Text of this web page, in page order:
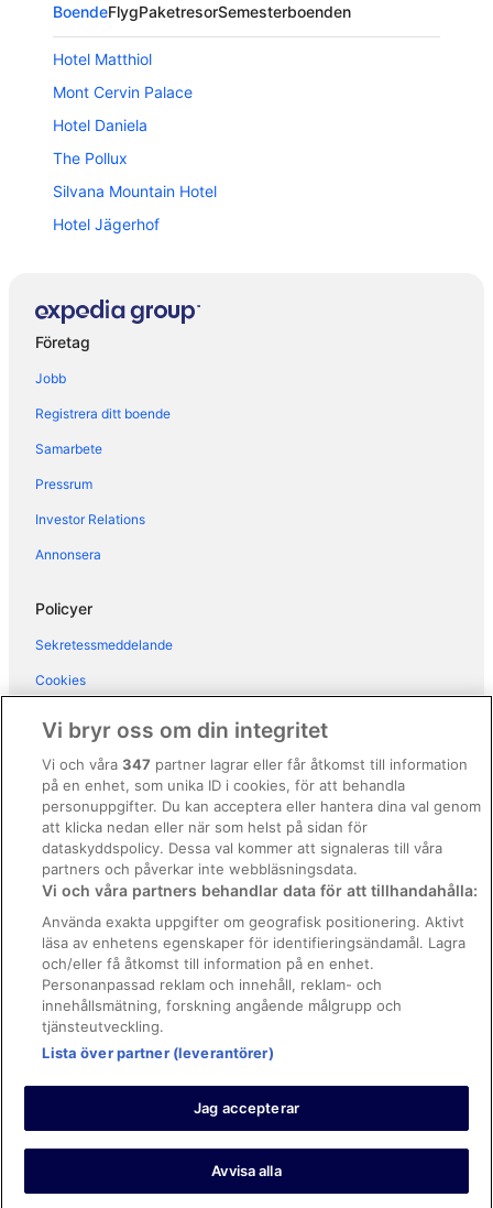
BoendeFlygPaketresorSemesterboenden
Hotel Matthiol
Mont Cervin Palace
Hotel Daniela
The Pollux
Silvana Mountain Hotel
Hotel Jägerhof
Adonis
Riffelhaus 1853
Hotel Helvetia
3100 Kulmhotel Gornergrat
Grand Hotel Zermatterhof
Riffelalp Resort 2222m
Hotel ZERMAMA Zermatt
Hotel Hemizeus & Iremia Spa
Hotel Alphubel Zermatt
Hotel Bahnhof
Resort La Ginabelle
Företag
Jobb
Registrera ditt boende
Samarbete
Pressrum
Investor Relations
Annonsera
Policyer
Sekretessmeddelande
Cookies
Regler och villkor för Vrbo
Tillgänglighetsanpassning
Juridisk information/Kontakta oss
Riktlinjer för innehåll och anmäla innehåll
Hjälp
Kontakta oss
Avboka eller ändra din bokning
Boka ett flyg med flygbolagskredit
Återbetalningsprocess och tidslinjer
© 2026 Expedia, Inc., ett företag inom Expedia Group.
https://www.expediagroup.com/ Med ensamrätt. MrJet är ett
varumärke eller registrerat varumärke som tillhör Expedia, Inc.
Vi bryr oss om din integritet
Vi och våra347 partner lagrar eller får åtkomst till information
på en enhet, som unika ID i cookies, för att behandla
personuppgifter. Du kan acceptera eller hantera dina val genom
att klicka nedan eller när som helst på sidan för
dataskyddspolicy. Dessa val kommer att signaleras till våra
partners och påverkar inte webbläsningsdata.
Vi och våra partners behandlar data för att tillhandahålla:
Använda exakta uppgifter om geografisk positionering. Aktivt
läsa av enhetens egenskaper för identifieringsändamål. Lagra
och/eller få åtkomst till information på en enhet.
Personanpassad reklam och innehåll, reklam- och
innehållsmätning, forskning angående målgrupp och
tjänsteutveckling.
Lista över partner (leverantörer)
Jag accepterar
Avvisa alla